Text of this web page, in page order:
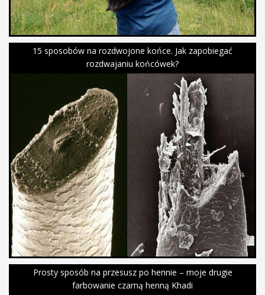
15 sposobów na rozdwojone końce. Jak zapobiegać
rozdwajaniu końcówek?
Prosty sposób na przesusz po hennie – moje drugie
farbowanie czarną henną Khadi